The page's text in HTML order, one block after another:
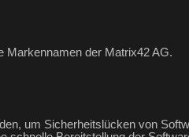
Markennamen der Matrix42 AG.
um Sicherheitslücken von